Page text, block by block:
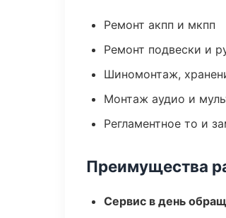
Ремонт акпп и мкпп
Ремонт подвески и
Шиномонтаж,
Монтаж аудио и
Регламентное то и
Преимущества
Сервис в день